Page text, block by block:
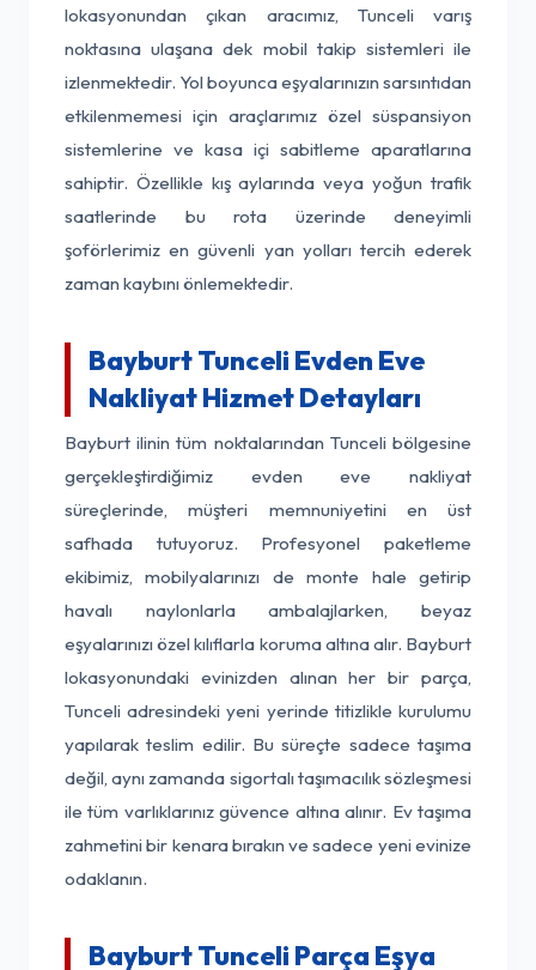
lokasyonundan çıkan aracımız, Tunceli varış
noktasına ulaşana dek mobil takip sistemleri ile
izlenmektedir. Yol boyunca eşyalarınızın sarsıntıdan
etkilenmemesi için araçlarımız özel süspansiyon
sistemlerine ve kasa içi sabitleme aparatlarına
sahiptir. Özellikle kış aylarında veya yoğun trafik
saatlerinde bu rota üzerinde deneyimli
şoförlerimiz en güvenli yan yolları tercih ederek
zaman kaybını önlemektedir.
Bayburt Tunceli Evden Eve
Nakliyat Hizmet Detayları
Bayburt ilinin tüm noktalarından Tunceli bölgesine
gerçekleştirdiğimiz evden eve nakliyat
süreçlerinde, müşteri memnuniyetini en üst
safhada tutuyoruz. Profesyonel paketleme
ekibimiz, mobilyalarınızı de monte hale getirip
havalı naylonlarla ambalajlarken, beyaz
eşyalarınızı özel kılıflarla koruma altına alır. Bayburt
lokasyonundaki evinizden alınan her bir parça,
Tunceli adresindeki yeni yerinde titizlikle kurulumu
yapılarak teslim edilir. Bu süreçte sadece taşıma
değil, aynı zamanda sigortalı taşımacılık sözleşmesi
ile tüm varlıklarınız güvence altına alınır. Ev taşıma
zahmetini bir kenara bırakın ve sadece yeni evinize
odaklanın.
Bayburt Tunceli Parça Eşya